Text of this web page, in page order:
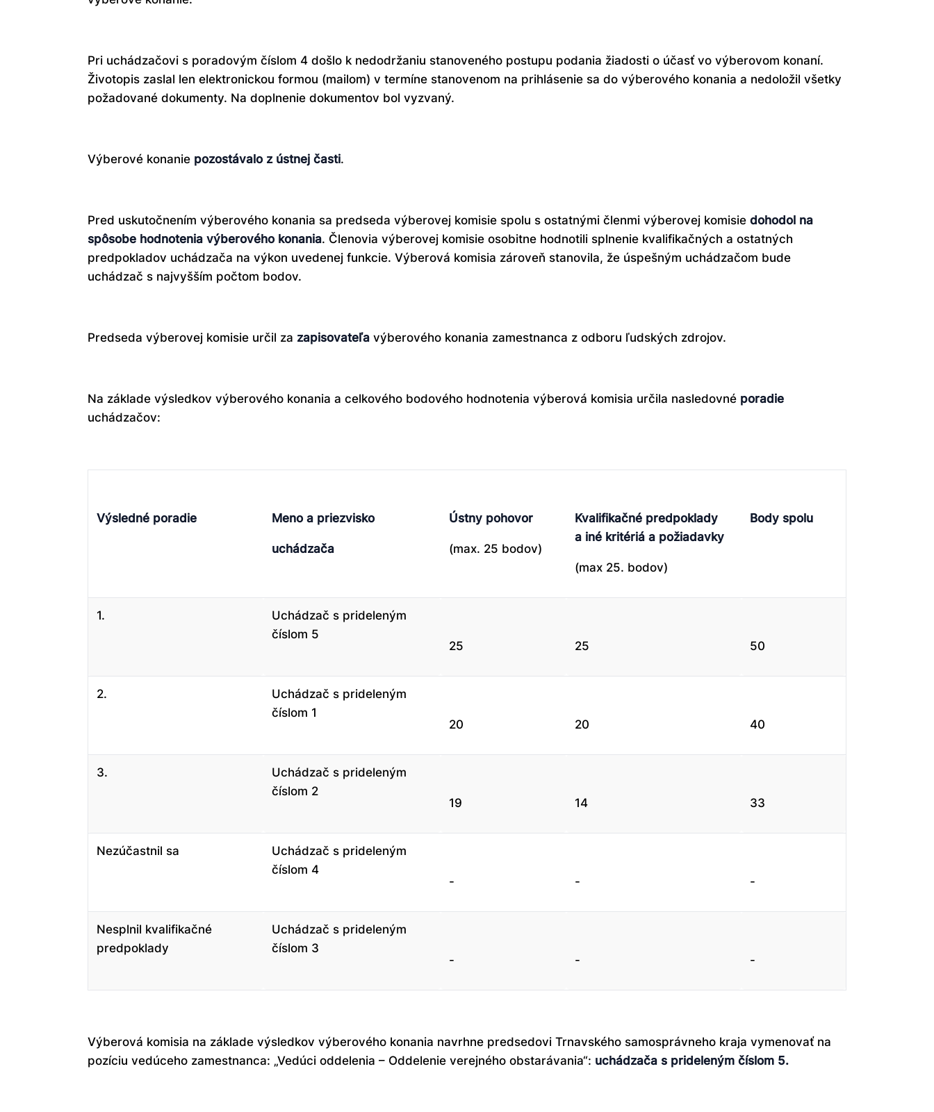
Pri uchádzačovi s poradovým číslom 4 došlo k nedodržaniu stanoveného postupu podania žiadosti o účasť vo výberovom konaní.
Životopis zaslal len elektronickou formou (mailom) v termíne stanovenom na prihlásenie sa do výberového konania a nedoložil všetky
požadované dokumenty. Na doplnenie dokumentov bol vyzvaný.
Výberové konanie pozostávalo z ústnej časti.
Pred uskutočnením výberového konania sa predseda výberovej komisie spolu s ostatnými členmi výberovej komisie dohodol na
spôsobe hodnotenia výberového konania. Členovia výberovej komisie osobitne hodnotili splnenie kvalifikačných a ostatných
predpokladov uchádzača na výkon uvedenej funkcie. Výberová komisia zároveň stanovila, že úspešným uchádzačom bude
uchádzač s najvyšším počtom bodov.
Predseda výberovej komisie určil za zapisovateľa výberového konania zamestnanca z odboru ľudských zdrojov.
Na základe výsledkov výberového konania a celkového bodového hodnotenia výberová komisia určila nasledovné poradie
uchádzačov:
Výsledné poradie Meno a priezvisko
uchádzača
Ústny pohovor
(max. 25 bodov)
Kvalifikačné predpoklady
a iné kritériá a požiadavky
(max 25. bodov)
Body spolu
1.
Uchádzač s prideleným
číslom 5
25
25 50
2.
Uchádzač s prideleným
číslom 1
20
20 40
3.
Uchádzač s prideleným
číslom 2
19
14 33
Nezúčastnil sa
Uchádzač s prideleným
číslom 4
-
- -
Nesplnil kvalifikačné
predpoklady
Uchádzač s prideleným
číslom 3
-
- -
Výberová komisia na základe výsledkov výberového konania navrhne predsedovi Trnavského samosprávneho kraja vymenovať na
pozíciu vedúceho zamestnanca: „Vedúci oddelenia – Oddelenie verejného obstarávania“: uchádzača s prideleným číslom 5.